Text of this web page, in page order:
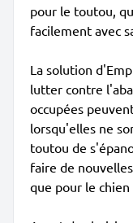
pour le toutou,
facilement avec
La solution
lutter contre
occupées
lorsqu'elles ne
toutou de
faire de
que pour le chien